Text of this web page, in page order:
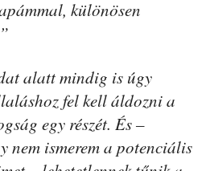
különösen
alatt mindig is úgy
fel kell áldozni a
egy részét. És –
nem ismerem a potenciális